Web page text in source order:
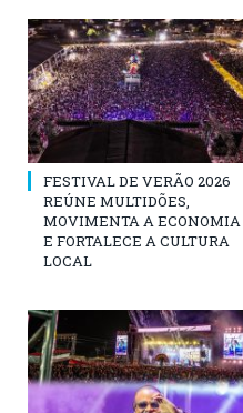
FESTIVAL DE VERÃO 2026
REÚNE MULTIDÕES,
MOVIMENTA A ECONOMIA
E FORTALECE A CULTURA
LOCAL